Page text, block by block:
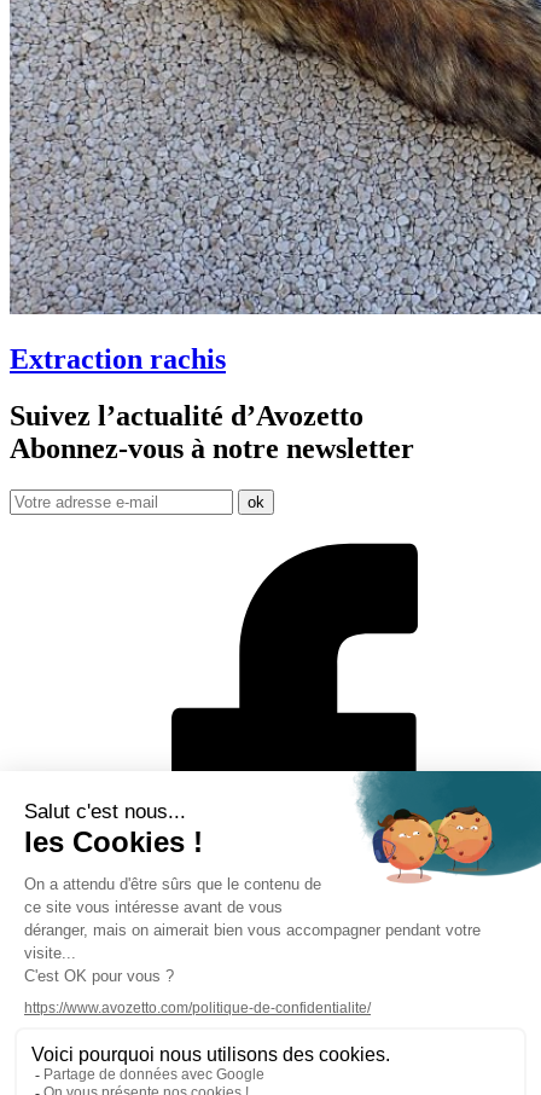
Extraction rachis
Suivez l’actualité d’Avozetto
Abonnez-vous à notre newsletter
Mentions légales
Politique de protection des données personnelles
CGV